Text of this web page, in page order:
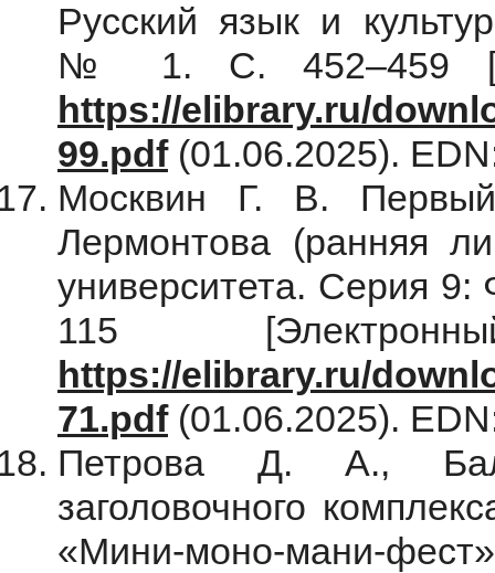
Русский язык и
№ 1. С. 452–459
https://elibrary.ru/
99.pdf(01.06.2025).
Москвин Г. В.
Лермонтова (ранняя
университета. Серия
115
https://elibrary.ru/
71.pdf(01.06.2025).
Петрова Д. А.,
заголовочного
«Мини-моно-мани-